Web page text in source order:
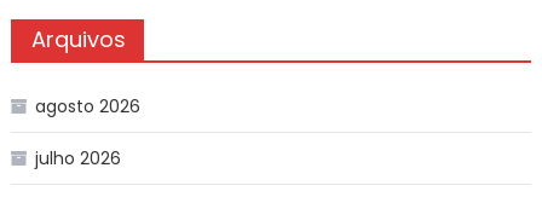
Arquivos
agosto 2026
julho 2026